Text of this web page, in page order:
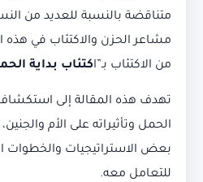
متناقضة بالنسبة للعديد من
مشاعر الحزن والاكتئاب في هذه
من الاكتئاب بـ”اكتئاب بداية
تهدف هذه المقالة إلى استكشاف
الحمل وتأثيراته على الأم
بعض الاستراتيجيات والخطوات
للتعامل معه.